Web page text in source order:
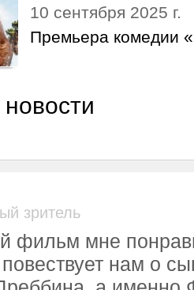
10 сентября 2025 г.
Премьера комедии
зритель
фильм мне
нам о